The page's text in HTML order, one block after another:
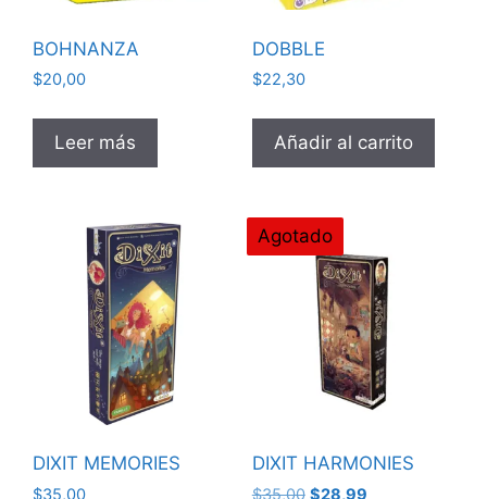
BOHNANZA
$20,00
Leer más
DOBBLE
$22,30
Añadir al carrito
DIXIT MEMORIES
$35,00
Agotado
DIXIT HARMONIES
$35,00 El
$28,99El